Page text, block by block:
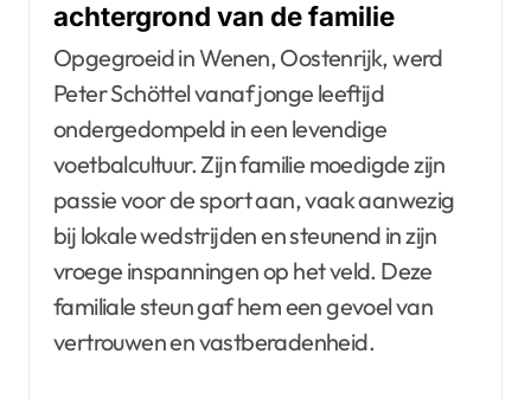
achtergrond van de familie
Opgegroeid in Wenen, Oostenrijk, werd
Peter Schöttel vanaf jonge leeftijd
ondergedompeld in een levendige
voetbalcultuur. Zijn familie moedigde zijn
passie voor de sport aan, vaak aanwezig
bij lokale wedstrijden en steunend in zijn
vroege inspanningen op het veld. Deze
familiale steun gaf hem een gevoel van
vertrouwen en vastberadenheid.